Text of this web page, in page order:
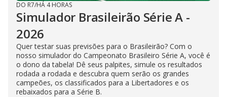
DO R7/HÁ 4 HORAS
Simulador Brasileirão Série A -
2026
Quer testar suas previsões para o Brasileirão? Com o
nosso simulador do Campeonato Brasileiro Série A, você é
o dono da tabela! Dê seus palpites, simule os resultados
rodada a rodada e descubra quem serão os grandes
campeões, os classificados para a Libertadores e os
rebaixados para a Série B.